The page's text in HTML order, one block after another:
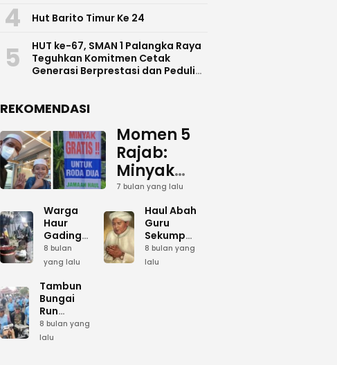
4 Hut Barito Timur Ke 24
5
HUT ke-67, SMAN 1 Palangka Raya
Teguhkan Komitmen Cetak
Generasi Berprestasi dan Peduli
REKOMENDASI
Momen 5
Rajab:
Minyak
Gratis
dan Cinta
yang
Terus
Mengalir
7 bulan yang lalu
Warga
Haur
Gading
Siapkan
Bumbu
Umum
Sambut 5
Rajab di
Sekumpul
8 bulan
yang lalu
Haul Abah
Guru
Sekumpul:
Ketika
Lautan
8 bulan yang
lalu
Tambun
Bungai
Run
Meriahkan
Hari Bela
8 bulan yang
lalu